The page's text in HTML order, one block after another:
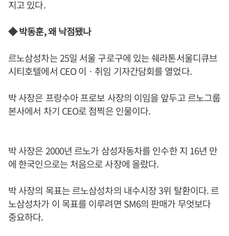
지고 있다.
◆ 박동훈, 왜 낙점됐나
르노삼성차는 25일 서울 구로구에 있는 쉐라톤서울디큐브
시티호텔에서 CEO 이ㆍ취임 기자간담회를 열었다.
박 사장은 프랑수아 프로보 사장의 이임을 앞두고 르노그룹
본사에서 차기 CEO로 점찍은 인물이다.
박 사장은 2000년 르노가 삼성자동차를 인수한 지 16년 만
에 한국인으로는 처음으로 사장에 올랐다.
박 사장의 목표는 르노삼성차의 내수시장 3위 탈환이다. 르
노삼성차가 이 목표를 이루려면 SM6의 판매가 무엇보다
중요하다.